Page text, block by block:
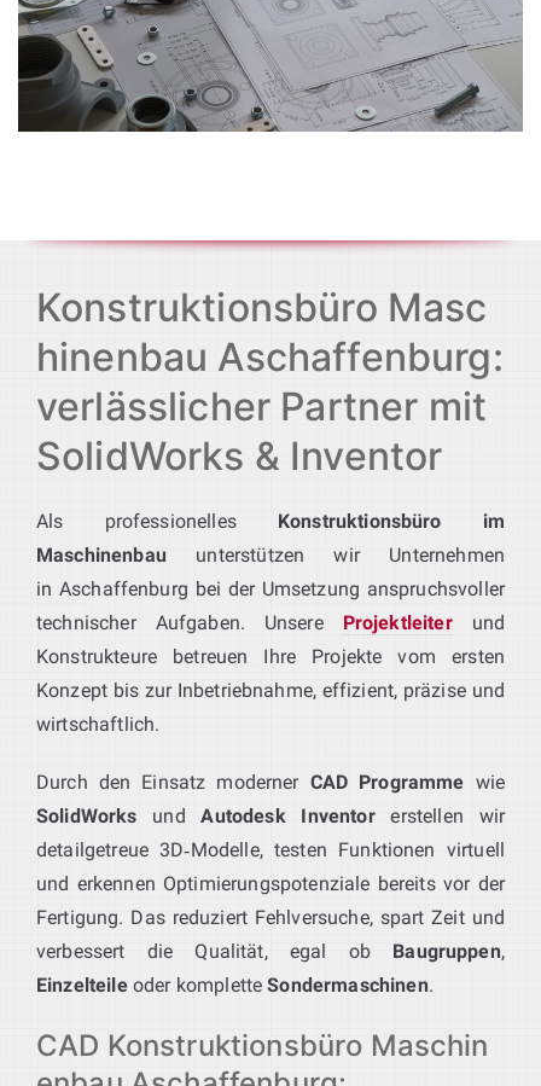
Konstruktionsbüro Masc
hinenbau Aschaffenburg:
verlässlicher Partner mit
SolidWorks & Inventor
Als professionelles Konstruktionsbüro im
Maschinenbauunterstützen wir Unternehmen
in Aschaffenburg bei der Umsetzung anspruchsvoller
technischer Aufgaben. Unsere Projektleiterund
Konstrukteure betreuen Ihre Projekte vom ersten
Konzept bis zur Inbetriebnahme, effizient, präzise und
wirtschaftlich.
Durch den Einsatz moderner CAD Programme wie
SolidWorks undAutodesk Inventorerstellen wir
detailgetreue 3D‑Modelle, testen Funktionen virtuell
und erkennen Optimierungspotenziale bereits vor der
Fertigung. Das reduziert Fehlversuche, spart Zeit und
verbessert die Qualität, egal ob Baugruppen,
Einzelteileoder kompletteSondermaschinen.
CAD Konstruktionsbüro Maschin